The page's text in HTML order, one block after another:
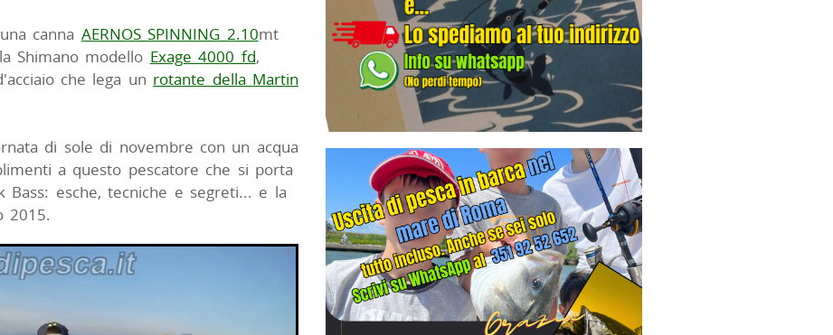
canna AERNOS SPINNING 2.10mt
Shimano modello Exage 4000 fd,
che lega un rotante della Martin
di sole di novembre con un acqua
a questo pescatore che si porta
Bass: esche, tecniche e segreti... e la
2015.